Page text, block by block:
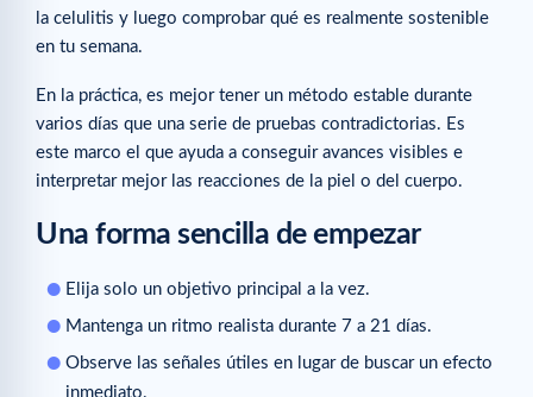
la celulitis y luego comprobar qué es realmente sostenible
en tu semana.
En la práctica, es mejor tener un método estable durante
varios días que una serie de pruebas contradictorias. Es
este marco el que ayuda a conseguir avances visibles e
interpretar mejor las reacciones de la piel o del cuerpo.
Una forma sencilla de empezar
Elija solo un objetivo principal a la vez.
Mantenga un ritmo realista durante 7 a 21 días.
Observe las señales útiles en lugar de buscar un efecto
inmediato.